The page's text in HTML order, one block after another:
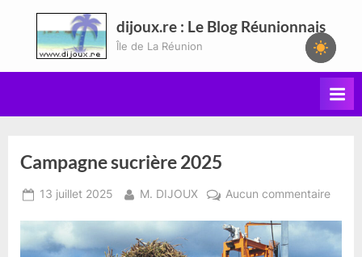
content
dijoux.re : Le Blog Réunionnais
Île de La Réunion
Campagne sucrière 2025
Posted
13 juillet 2025 By
M. DIJOUX Aucun commentairesur
2025